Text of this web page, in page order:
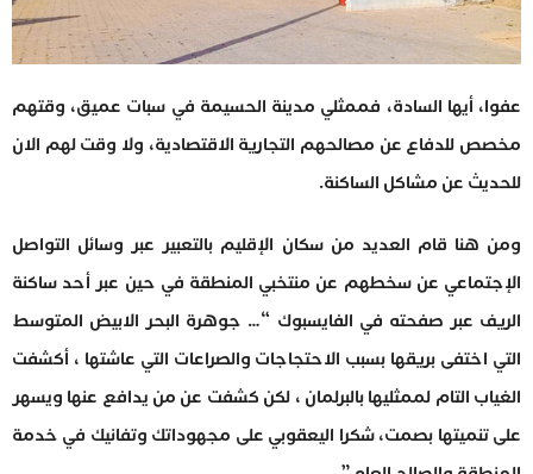
عفوا، أيها السادة، فممثلي مدينة الحسيمة في سبات عميق، وقتهم
مخصص للدفاع عن مصالحهم التجارية الاقتصادية، ولا وقت لهم الان
للحديث عن مشاكل الساكنة.
ومن هنا قام العديد من سكان الإقليم بالتعبير عبر وسائل التواصل
الإجتماعي عن سخطهم عن منتخبي المنطقة في حين عبر أحد ساكنة
الريف عبر صفحته في الفايسبوك “… جوهرة البحر الابيض المتوسط
التي اختفى بريقها بسبب الاحتجاجات والصراعات التي عاشتها ، أكشفت
الغياب التام لممثليها بالبرلمان ، لكن كشفت عن من يدافع عنها ويسهر
على تنميتها بصمت، شكرا اليعقوبي على مجهوداتك وتفانيك في خدمة